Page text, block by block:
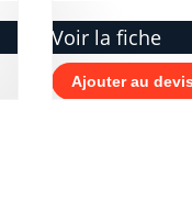
Voir la fiche
Ajouter au